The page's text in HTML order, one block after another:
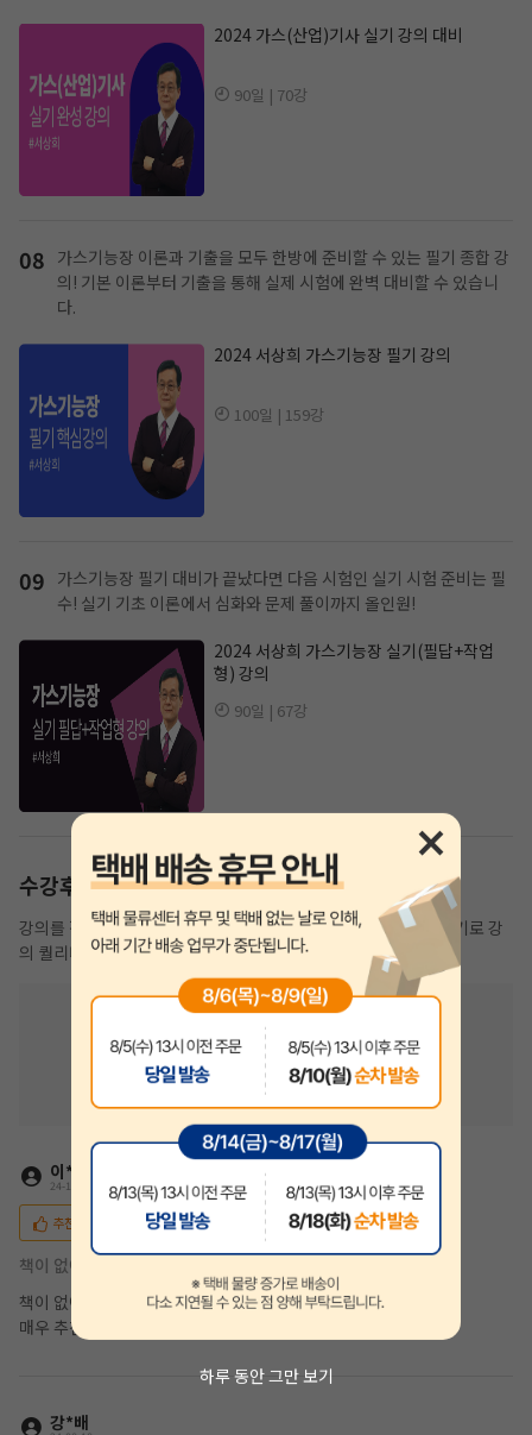
하루 동안 그만 보기
2024 가스(산업)기사 실기 강의 대비
90일 | 70강
2024 서상희 가스기능장 필기 강의
100일 | 159강
08 가스기능장 이론과 기출을 모두 한방에 준비할 수 있는 필기 종합 강
의! 기본 이론부터 기출을 통해 실제 시험에 완벽 대비할 수 있습니
다.
2024 서상희 가스기능장 실기(필답+작업
형) 강의
90일 | 67강
09 가스기능장 필기 대비가 끝났다면 다음 시험인 실기 시험 준비는 필
수! 실기 기초 이론에서 심화와 문제 풀이까지 올인원!
수강후기
강의를 직접 수강한 수강생들의 리얼한 후기! 실제 수강생들이 후기로 강
의 퀄리티를 증명합니다.
수강후기 113 개
수강생 만족도 97 %
이*기
24-12-06
추천해요
책이 없어도 공부 할 수 있습니다
책이 없어도 직장에서 휴대폰 올려놓고 공부 하고 좋습니다
매우 추천입니다
강*배